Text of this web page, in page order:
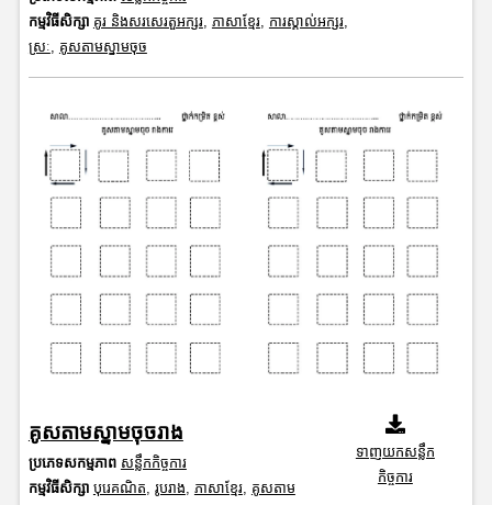
កម្មវិធីសិក្សា គូរ និងសរសេរតួអក្សរ, ភាសាខ្មែរ, ការស្គាល់អក្សរ,
ស្រៈ, គូសតាមស្នាមចុច
គូសតាមស្នាមចុចរាង
ប្រភេទសកម្មភាព សន្លឹកកិច្ចការ
កម្មវិធីសិក្សា បុរេគណិត រូបរាង ភាសាខ្មែរ, គូសតាម
ទាញយកសន្លឹក
កិច្ចការ